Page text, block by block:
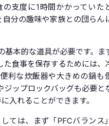
支度に1時間かかっていた
分の趣味や家族との団らん
基本的な道具が必要です。ま
食事を保存するためには、
利な炊飯器や大きめの鍋も
ップロックバッグも必要と
入れることができます。
ては、まず「PFCバランス